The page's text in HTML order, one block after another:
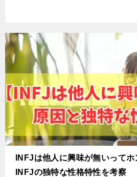
INFJは他人に興味が無いって
INFJの独特な性格特性を考察